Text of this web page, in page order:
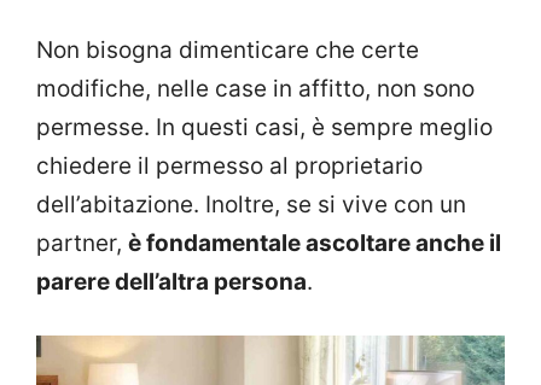
Non bisogna dimenticare che certe
modifiche, nelle case in affitto, non sono
permesse. In questi casi, è sempre meglio
chiedere il permesso al proprietario
dell’abitazione. Inoltre, se si vive con un
partner, è fondamentale ascoltare anche il
parere dell’altra persona.